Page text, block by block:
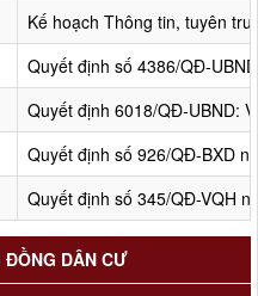
Kế hoạch Thông tin, tuyên
Quyết định số 4386/QĐ-
Quyết định 6018/QĐ-UBND:
Quyết định số 926/QĐ-BXD
Quyết định số 345/QĐ-VQH
ĐỒNG DÂN CƯ